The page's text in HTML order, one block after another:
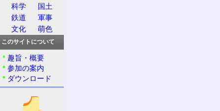
科学
国土
鉄道
軍事
文化
萌色
このサイトについて
趣旨・概要
参加の案内
ダウンロード